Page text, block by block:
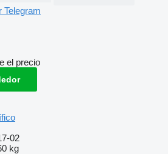
Telegram
el precio
02
kg